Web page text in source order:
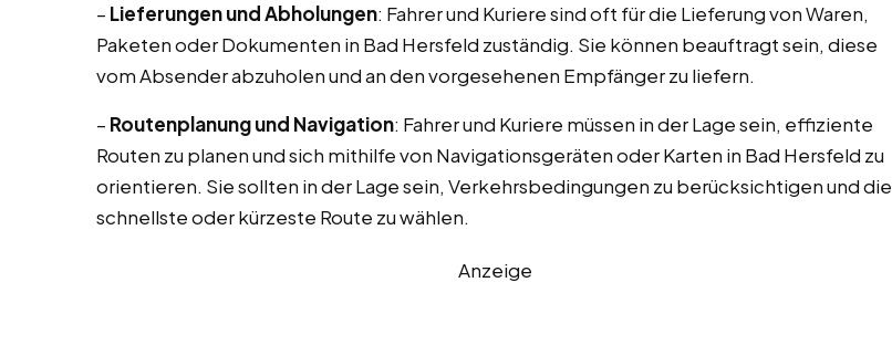
– Lieferungen und Abholungen: Fahrer und Kuriere sind oft für die Lieferung von Waren,
Paketen oder Dokumenten in Bad Hersfeld zuständig. Sie können beauftragt sein, diese
vom Absender abzuholen und an den vorgesehenen Empfänger zu liefern.
– Routenplanung und Navigation: Fahrer und Kuriere müssen in der Lage sein, effiziente
Routen zu planen und sich mithilfe von Navigationsgeräten oder Karten in Bad Hersfeld zu
orientieren. Sie sollten in der Lage sein, Verkehrsbedingungen zu berücksichtigen und die
schnellste oder kürzeste Route zu wählen.
Anzeige